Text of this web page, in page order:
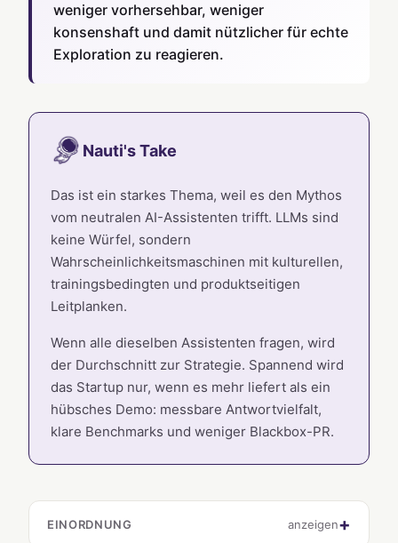
weniger vorhersehbar, weniger
konsenshaft und damit nützlicher für echte
Exploration zu reagieren.
Nauti's Take
Das ist ein starkes Thema, weil es den Mythos
vom neutralen AI-Assistenten trifft. LLMs sind
keine Würfel, sondern
Wahrscheinlichkeitsmaschinen mit kulturellen,
trainingsbedingten und produktseitigen
Leitplanken.
Wenn alle dieselben Assistenten fragen, wird
der Durchschnitt zur Strategie. Spannend wird
das Startup nur, wenn es mehr liefert als ein
hübsches Demo: messbare Antwortvielfalt,
klare Benchmarks und weniger Blackbox-PR.
EINORDNUNG anzeigen